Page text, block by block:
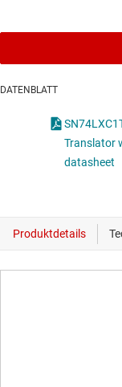
DATENBLATT
Translator
datasheet